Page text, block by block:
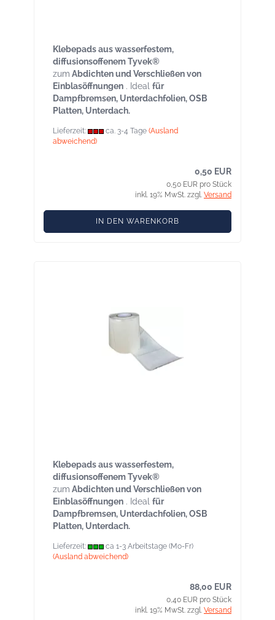
Klebepads aus wasserfestem,
diffusionsoffenem Tyvek®
zum Abdichten und Verschließen von
Einblasöffnungen . Ideal für
Dampfbremsen, Unterdachfolien, OSB
Platten, Unterdach.
Lieferzeit: ca. 3-4 Tage (Ausland
abweichend)
0,50 EUR
0,50 EUR pro Stück
inkl. 19% MwSt. zzgl. Versand
IN DEN WARENKORB
Klebepads aus wasserfestem,
diffusionsoffenem Tyvek®
zum Abdichten und Verschließen von
Einblasöffnungen . Ideal für
Dampfbremsen, Unterdachfolien, OSB
Platten, Unterdach.
Lieferzeit:
ca 1-3 Arbeitstage (Mo-Fr)
(Ausland abweichend)
88,00 EUR
0,40 EUR pro Stück
inkl. 19% MwSt. zzgl. Versand